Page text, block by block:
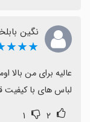
نگین
لباس های با
۲ ۱